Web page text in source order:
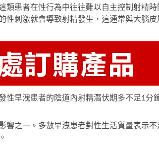
類患者在性行為中往往難以自主控制射精
性刺激就會導致射精發生，這通常與大腦
性早洩患者的陰道內射精潛伏期多不足1分
響之一。多數早洩患者對性生活質量表示